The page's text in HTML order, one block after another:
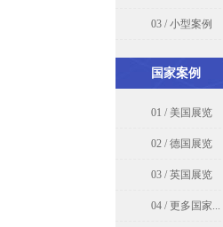
03 / 小型案例
国家案例
01 / 美国展览
02 / 德国展览
03 / 英国展览
04 / 更多国家...